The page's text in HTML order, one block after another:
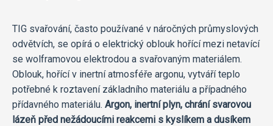
TIG svařování, často používané v náročných průmyslových
odvětvích, se opírá o elektrický oblouk hořící mezi netavící
se wolframovou elektrodou a svařovaným materiálem.
Oblouk, hořící v inertní atmosféře argonu, vytváří teplo
potřebné k roztavení základního materiálu a případného
přídavného materiálu. Argon, inertní plyn, chrání svarovou
lázeň před nežádoucími reakcemi s kyslíkem a dusíkem